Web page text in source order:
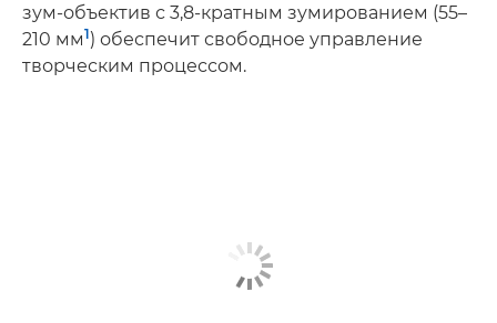
зум-объектив с 3,8-кратным зумированием (55–
210 мм1) обеспечит свободное управление
творческим процессом.